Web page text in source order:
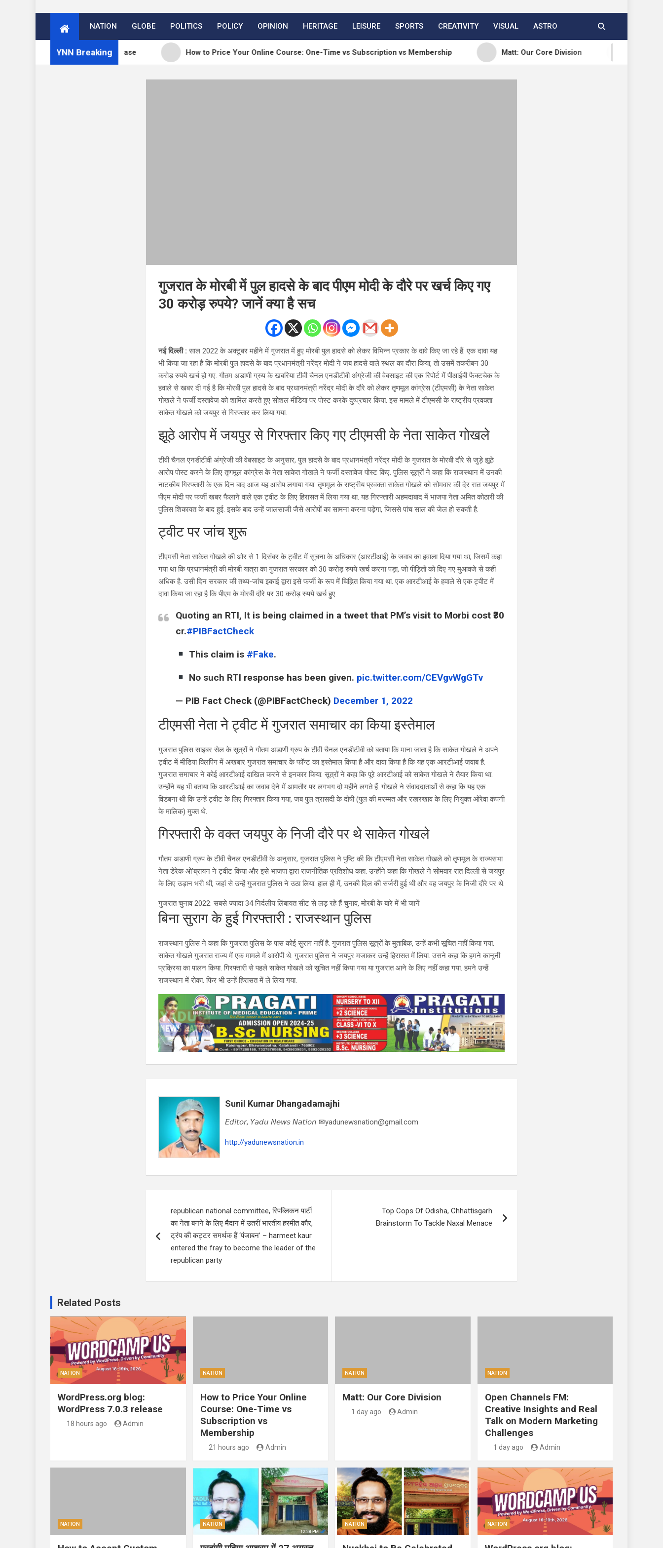
NATION GLOBE POLITICS POLICY OPINION HERITAGE LEISURE SPORTS CREATIVITY VISUAL ASTRO
YNN Breaking
WordPress 7.0.3 release How to Price Your Online Course: One-Time vs Subscription vs Membership Matt: Our Core Division
गुजरात के मोरबी में पुल हादसे के बाद पीएम मोदी के दौरे पर खर्च किए गए
30 करोड़ रुपये? जानें क्या है सच
नई दिल्ली : साल 2022 के अक्टूबर महीने में गुजरात में हुए मोरबी पुल हादसे को लेकर विभिन्न प्रकार के दावे किए जा रहे हैं. एक दावा यह
भी किया जा रहा है कि मोरबी पुल हादसे के बाद प्रधानमंत्री नरेंद्र मोदी ने जब हादसे वाले स्थल का दौरा किया, तो उसमें तकरीबन 30
करोड़ रुपये खर्च हो गए. गौतम अडाणी ग्रुप के खबरिया टीवी चैनल एनडीटीवी अंग्रेजी की वेबसाइट की एक रिपोर्ट में पीआईबी फैक्टचेक के
हवाले से खबर दी गई है कि मोरबी पुल हादसे के बाद प्रधानमंत्री नरेंद्र मोदी के दौरे को लेकर तृणमूल कांग्रेस (टीएमसी) के नेता साकेत
गोखले ने फर्जी दस्तावेज को शामिल करते हुए सोशल मीडिया पर पोस्ट करके दुष्प्रचार किया. इस मामले में टीएमसी के राष्ट्रीय प्रवक्ता
साकेत गोखले को जयपुर से गिरफ्तार कर लिया गया.
झूठे आरोप में जयपुर से गिरफ्तार किए गए टीएमसी के नेता साकेत गोखले
टीवी चैनल एनडीटीवी अंग्रेजी की वेबसाइट के अनुसार, पुल हादसे के बाद प्रधानमंत्री नरेंद्र मोदी के गुजरात के मोरबी दौरे से जुड़े झूठे
आरोप पोस्ट करने के लिए तृणमूल कांग्रेस के नेता साकेत गोखले ने फर्जी दस्तावेज पोस्ट किए. पुलिस सूत्रों ने कहा कि राजस्थान में उनकी
नाटकीय गिरफ्तारी के एक दिन बाद आज यह आरोप लगाया गया. तृणमूल के राष्ट्रीय प्रवक्ता साकेत गोखले को सोमवार की देर रात जयपुर में
पीएम मोदी पर फर्जी खबर फैलाने वाले एक ट्वीट के लिए हिरासत में लिया गया था. यह गिरफ्तारी अहमदाबाद में भाजपा नेता अमित कोठारी की
पुलिस शिकायत के बाद हुई. इसके बाद उन्हें जालसाजी जैसे आरोपों का सामना करना पड़ेगा, जिससे पांच साल की जेल हो सकती है.
ट्वीट पर जांच शुरू
टीएमसी नेता साकेत गोखले की ओर से 1 दिसंबर के ट्वीट में सूचना के अधिकार (आरटीआई) के जवाब का हवाला दिया गया था, जिसमें कहा
गया था कि प्रधानमंत्री की मोरबी यात्रा का गुजरात सरकार को 30 करोड़ रुपये खर्च करना पड़ा, जो पीड़ितों को दिए गए मुआवजे से कहीं
अधिक है. उसी दिन सरकार की तथ्य-जांच इकाई द्वारा इसे फर्जी के रूप में चिह्नित किया गया था. एक आरटीआई के हवाले से एक ट्वीट में
दावा किया जा रहा है कि पीएम के मोरबी दौरे पर 30 करोड़ रुपये खर्च हुए.
Quoting an RTI, It is being claimed in a tweet that PM’s visit to Morbi cost ₹30
cr.#PIBFactCheck
This claim is #Fake.
No such RTI response has been given. pic.twitter.com/CEVgvWgGTv
— PIB Fact Check (@PIBFactCheck) December 1, 2022
टीएमसी नेता ने ट्वीट में गुजरात समाचार का किया इस्तेमाल
गुजरात पुलिस साइबर सेल के सूत्रों ने गौतम अडाणी ग्रुप के टीवी चैनल एनडीटीवी को बताया कि माना जाता है कि साकेत गोखले ने अपने
ट्वीट में मीडिया क्लिपिंग में अखबार गुजरात समाचार के फॉन्ट का इस्तेमाल किया है और दावा किया है कि यह एक आरटीआई जवाब है.
गुजरात समाचार ने कोई आरटीआई दाखिल करने से इनकार किया. सूत्रों ने कहा कि पूरे आरटीआई को साकेत गोखले ने तैयार किया था.
उन्होंने यह भी बताया कि आरटीआई का जवाब देने में आमतौर पर लगभग दो महीने लगते हैं. गोखले ने संवाददाताओं से कहा कि यह एक
विडंबना थी कि उन्हें ट्वीट के लिए गिरफ्तार किया गया, जब पुल त्रासदी के दोषी (पुल की मरम्मत और रखरखाव के लिए नियुक्त ओरेवा कंपनी
के मालिक) मुक्त थे.
गिरफ्तारी के वक्त जयपुर के निजी दौरे पर थे साकेत गोखले
गौतम अडाणी ग्रुप के टीवी चैनल एनडीटीवी के अनुसार, गुजरात पुलिस ने पुष्टि की कि टीएमसी नेता साकेत गोखले को तृणमूल के राज्यसभा
नेता डेरेक ओ’ब्रायन ने ट्वीट किया और इसे भाजपा द्वारा राजनीतिक प्रतिशोध कहा. उन्होंने कहा कि गोखले ने सोमवार रात दिल्ली से जयपुर
के लिए उड़ान भरी थी, जहां से उन्हें गुजरात पुलिस ने उठा लिया. हाल ही में, उनकी दिल की सर्जरी हुई थी और वह जयपुर के निजी दौरे पर थे.
गुजरात चुनाव 2022: सबसे ज्यादा 34 निर्दलीय लिंबायत सीट से लड़ रहे हैं चुनाव, मोरबी के बारे में भी जानें
बिना सुराग के हुई गिरफ्तारी : राजस्थान पुलिस
राजस्थान पुलिस ने कहा कि गुजरात पुलिस के पास कोई सुराग नहीं है. गुजरात पुलिस सूत्रों के मुताबिक, उन्हें कभी सूचित नहीं किया गया.
साकेत गोखले गुजरात राज्य में एक मामले में आरोपी थे. गुजरात पुलिस ने जयपुर मजाकर उन्हें हिरासत में लिया. उसने कहा कि हमने कानूनी
प्रक्रिया का पालन किया. गिरफ्तारी से पहले साकेत गोखले को सूचित नहीं किया गया या गुजरात आने के लिए नहीं कहा गया. हमने उन्हें
राजस्थान में रोका. फिर भी उन्हें हिरासत में ले लिया गया.
Sunil Kumar Dhangadamajhi
𝘌𝘥𝘪𝘵𝘰𝘳, 𝘠𝘢𝘥𝘶 𝘕𝘦𝘸𝘴 𝘕𝘢𝘵𝘪𝘰𝘯 ✉yadunewsnation@gmail.com
http://yadunewsnation.in
navigation
republican national committee, रिपब्लिकन पार्टी
का नेता बनने के लिए मैदान में उतरीं भारतीय हरमीत कौर,
ट्रंप की कट्टर समर्थक हैं ‘पंजाबन’ – harmeet kaur
entered the fray to become the leader of the
republican party
Top Cops Of Odisha, Chhattisgarh
Brainstorm To Tackle Naxal Menace
Related Posts
NATION
WordPress.org blog:
WordPress 7.0.3 release
18 hours ago Admin
NATION
How to Price Your Online
Course: One-Time vs
Subscription vs
Membership
21 hours ago Admin
NATION
Matt: Our Core Division
1 day ago Admin
NATION
Open Channels FM:
Creative Insights and Real
Talk on Modern Marketing
Challenges
1 day ago Admin
NATION NATION NATION NATION